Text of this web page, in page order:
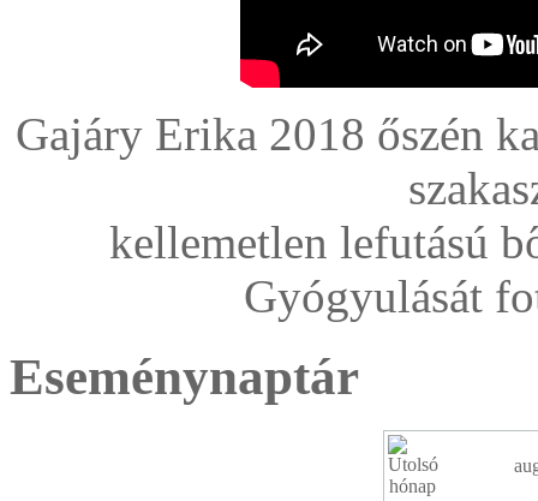
Gajáry Erika 2018 őszén
kellemetlen lefutású
Gyógyulását
Eseménynaptár